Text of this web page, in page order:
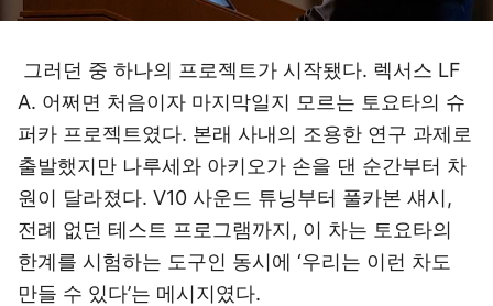
그러던 중 하나의 프로젝트가 시작됐다. 렉서스 LF
A. 어쩌면 처음이자 마지막일지 모르는 토요타의 슈
퍼카 프로젝트였다. 본래 사내의 조용한 연구 과제로
출발했지만 나루세와 아키오가 손을 댄 순간부터 차
원이 달라졌다. V10 사운드 튜닝부터 풀카본 섀시,
전례 없던 테스트 프로그램까지, 이 차는 토요타의
한계를 시험하는 도구인 동시에 ‘우리는 이런 차도
만들 수 있다’는 메시지였다.